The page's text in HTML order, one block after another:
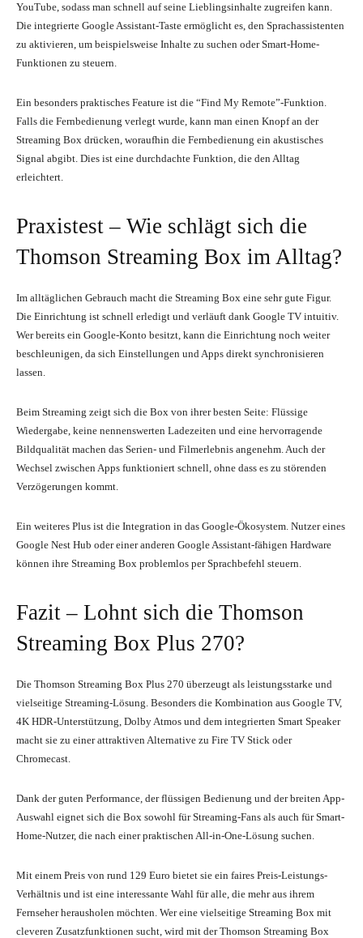
YouTube, sodass man schnell auf seine Lieblingsinhalte zugreifen kann.
Die integrierte Google Assistant-Taste ermöglicht es, den Sprachassistenten
zu aktivieren, um beispielsweise Inhalte zu suchen oder Smart-Home-
Funktionen zu steuern.
Ein besonders praktisches Feature ist die “Find My Remote”-Funktion.
Falls die Fernbedienung verlegt wurde, kann man einen Knopf an der
Streaming Box drücken, woraufhin die Fernbedienung ein akustisches
Signal abgibt. Dies ist eine durchdachte Funktion, die den Alltag
erleichtert.
Praxistest – Wie schlägt sich die
Thomson Streaming Box im Alltag?
Im alltäglichen Gebrauch macht die Streaming Box eine sehr gute Figur.
Die Einrichtung ist schnell erledigt und verläuft dank Google TV intuitiv.
Wer bereits ein Google-Konto besitzt, kann die Einrichtung noch weiter
beschleunigen, da sich Einstellungen und Apps direkt synchronisieren
lassen.
Beim Streaming zeigt sich die Box von ihrer besten Seite: Flüssige
Wiedergabe, keine nennenswerten Ladezeiten und eine hervorragende
Bildqualität machen das Serien- und Filmerlebnis angenehm. Auch der
Wechsel zwischen Apps funktioniert schnell, ohne dass es zu störenden
Verzögerungen kommt.
Ein weiteres Plus ist die Integration in das Google-Ökosystem. Nutzer eines
Google Nest Hub oder einer anderen Google Assistant-fähigen Hardware
können ihre Streaming Box problemlos per Sprachbefehl steuern.
Fazit – Lohnt sich die Thomson
Streaming Box Plus 270?
Die Thomson Streaming Box Plus 270 überzeugt als leistungsstarke und
vielseitige Streaming-Lösung. Besonders die Kombination aus Google TV,
4K HDR-Unterstützung, Dolby Atmos und dem integrierten Smart Speaker
macht sie zu einer attraktiven Alternative zu Fire TV Stick oder
Chromecast.
Dank der guten Performance, der flüssigen Bedienung und der breiten App-
Auswahl eignet sich die Box sowohl für Streaming-Fans als auch für Smart-
Home-Nutzer, die nach einer praktischen All-in-One-Lösung suchen.
Mit einem Preis von rund 129 Euro bietet sie ein faires Preis-Leistungs-
Verhältnis und ist eine interessante Wahl für alle, die mehr aus ihrem
Fernseher herausholen möchten. Wer eine vielseitige Streaming Box mit
cleveren Zusatzfunktionen sucht, wird mit der Thomson Streaming Box